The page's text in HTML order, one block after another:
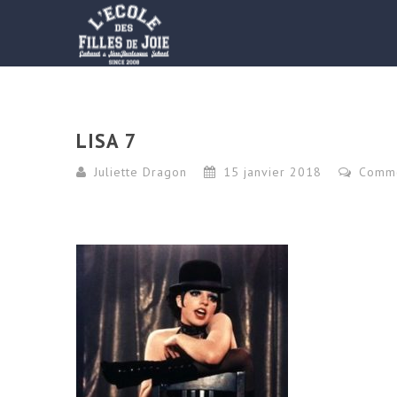
LISA 7
Juliette Dragon 15 janvier 2018